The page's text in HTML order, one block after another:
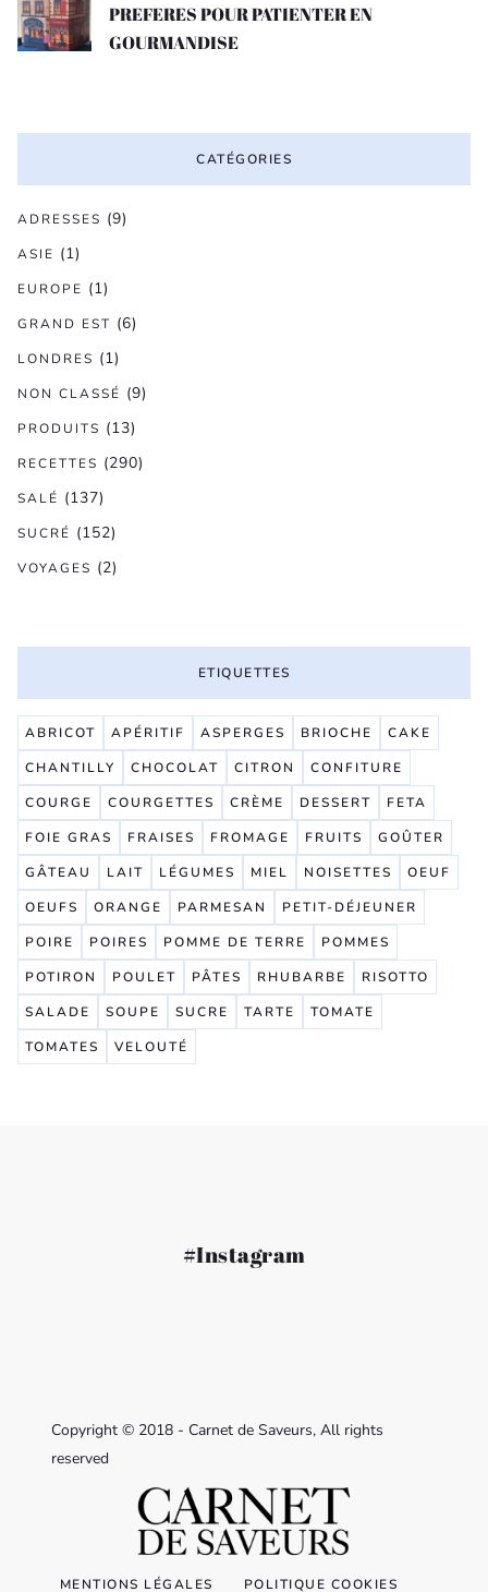
PREFERES POUR PATIENTER EN
GOURMANDISE
CATÉGORIES
ADRESSES (9)
ASIE (1)
EUROPE (1)
GRAND EST (6)
LONDRES (1)
NON CLASSÉ (9)
PRODUITS (13)
RECETTES (290)
SALÉ (137)
SUCRÉ (152)
VOYAGES (2)
ETIQUETTES
ABRICOT APÉRITIF ASPERGES BRIOCHE
CAKE
CHANTILLY
CHOCOLAT CITRON
CONFITURE
COURGE
COURGETTES CRÈME DESSERT
FETA
FOIE GRAS
FRAISES FROMAGE FRUITS
GOÛTER
GÂTEAU
LAIT LÉGUMES MIEL NOISETTES
OEUF
OEUFS
ORANGE PARMESAN
PETIT-DÉJEUNER
POIRE
POIRES POMME DE TERRE
POMMES
POTIRON
POULET PÂTES RHUBARBE
RISOTTO
SALADE
SOUPE SUCRE TARTE
TOMATE
TOMATES
VELOUTÉ
#Instagram
Copyright © 2018 - Carnet de Saveurs, All rights
reserved
MENTIONS LÉGALES POLITIQUE COOKIES